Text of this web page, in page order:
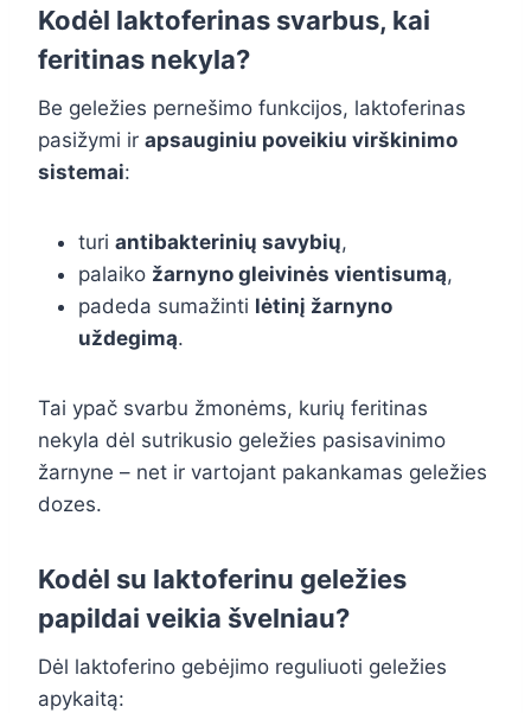
Kodėl laktoferinas svarbus, kai
feritinas nekyla?
Be geležies pernešimo funkcijos, laktoferinas
pasižymi ir apsauginiu poveikiu virškinimo
sistemai:
turi antibakterinių savybių,
palaiko žarnyno gleivinės vientisumą,
padeda sumažinti lėtinį žarnyno
uždegimą.
Tai ypač svarbu žmonėms, kurių feritinas
nekyla dėl sutrikusio geležies pasisavinimo
žarnyne – net ir vartojant pakankamas geležies
dozes.
Kodėl su laktoferinu geležies
papildai veikia švelniau?
Dėl laktoferino gebėjimo reguliuoti geležies
apykaitą: